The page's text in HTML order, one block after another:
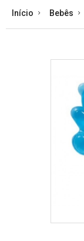
Início Bebês